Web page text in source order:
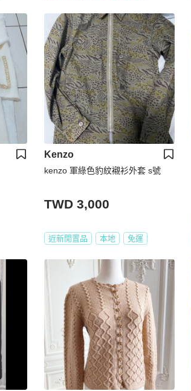
Kenzo
kenzo 軍綠色豹紋襯衫外套 s號
TWD 3,000
近新閒置品 本地 免運